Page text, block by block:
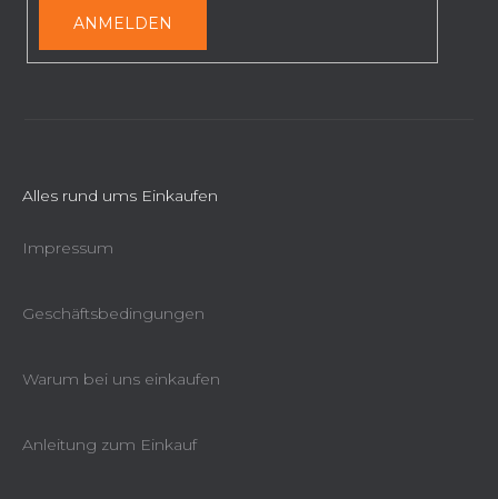
ANMELDEN
Alles rund ums Einkaufen
Impressum
Geschäftsbedingungen
Warum bei uns einkaufen
Anleitung zum Einkauf